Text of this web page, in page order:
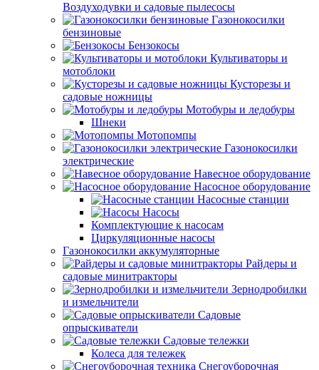
Воздуходувки и садовые пылесосы
Газонокосилки
бензиновые
Бензокосы
Культиваторы и
мотоблоки
Кусторезы и
садовые ножницы
Мотобуры и ледобуры
Шнеки
Мотопомпы
Газонокосилки
электрические
Навесное оборудование
Насосное оборудование
Насосные станции
Насосы
Комплектующие к насосам
Циркуляционные насосы
Газонокосилки аккумуляторные
Райдеры и
садовые минитракторы
Зернодробилки
и измельчители
Садовые
опрыскиватели
Садовые тележки
Колеса для тележек
Снегоуборочная